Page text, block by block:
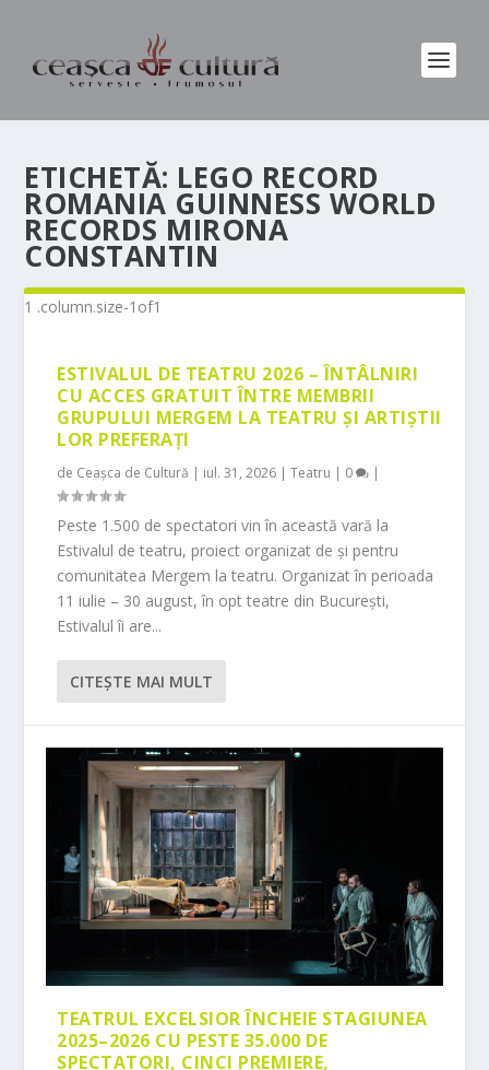
ETICHETĂ: LEGO RECORD
ROMANIA GUINNESS WORLD
RECORDS MIRONA
CONSTANTIN
ESTIVALUL DE TEATRU 2026 – ÎNTÂLNIRI
CU ACCES GRATUIT ÎNTRE MEMBRII
GRUPULUI MERGEM LA TEATRU ȘI ARTIȘTII
LOR PREFERAȚI
de Ceașca de Cultură | iul. 31, 2026 |Teatru | 0 |
Peste 1.500 de spectatori vin în această vară la
Estivalul de teatru, proiect organizat de și pentru
comunitatea Mergem la teatru. Organizat în perioada
11 iulie – 30 august, în opt teatre din București,
Estivalul îi are...
CITEŞTE MAI MULT
TEATRUL EXCELSIOR ÎNCHEIE STAGIUNEA
2025–2026 CU PESTE 35.000 DE
SPECTATORI, CINCI PREMIERE,